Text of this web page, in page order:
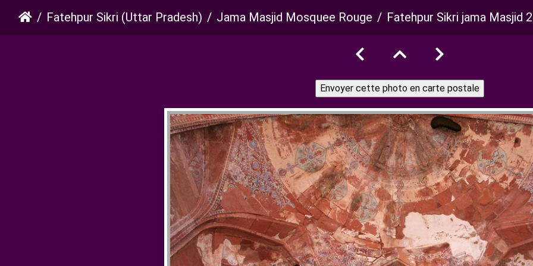
Fatehpur Sikri (Uttar Pradesh) Jama Masjid Mosquee Rouge Fatehpur Sikri jama Masjid